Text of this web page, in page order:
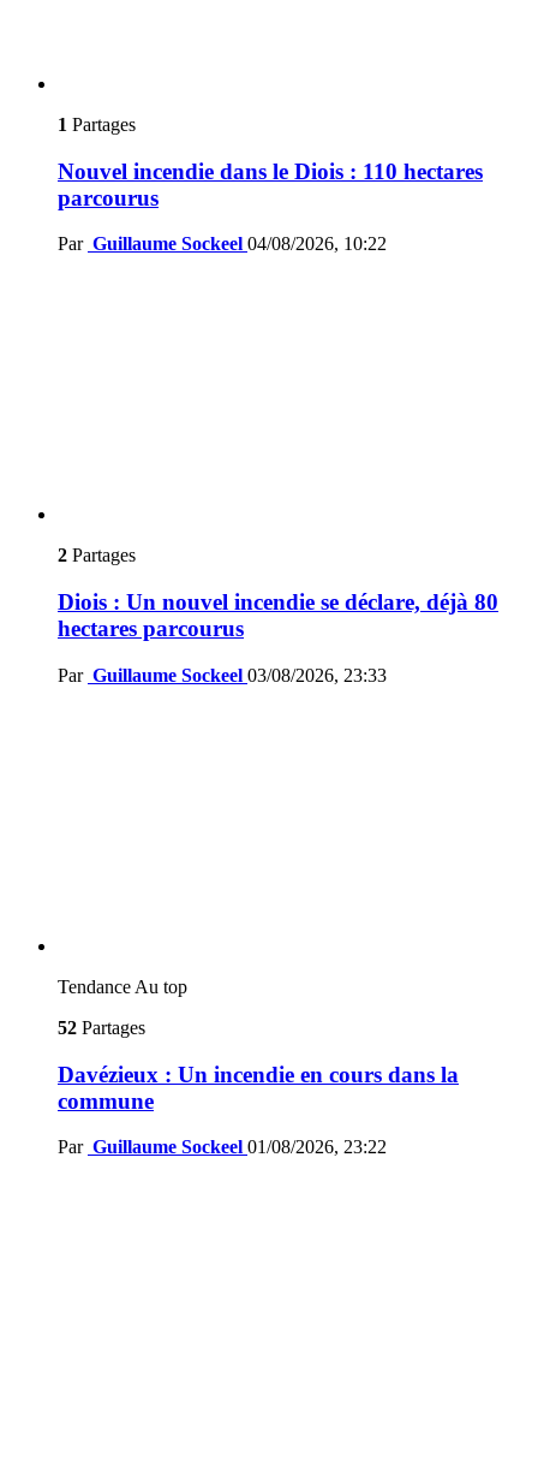
1 Partages
Nouvel incendie dans le Diois : 110 hectares
parcourus
Par Guillaume Sockeel 04/08/2026, 10:22
2 Partages
Diois : Un nouvel incendie se déclare, déjà 80
hectares parcourus
Par Guillaume Sockeel 03/08/2026, 23:33
Tendance Au top
52 Partages
Davézieux : Un incendie en cours dans la
commune
Par Guillaume Sockeel 01/08/2026, 23:22